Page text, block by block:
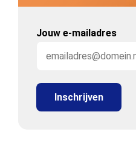
Jouw e-mailadres